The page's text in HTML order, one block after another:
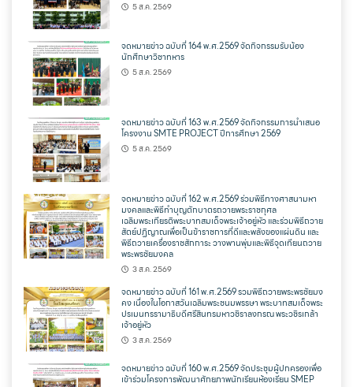
5 ส.ค. 2569
จดหมายข่าว ฉบับที่ 164 พ.ศ.2569 จัดกิจกรรมรับน้อง
นักศึกษาวิชาทหาร
5 ส.ค. 2569
จดหมายข่าว ฉบับที่ 163 พ.ศ.2569 จัดกิจกรรมการนำเสนอ
โครงงาน SMTE PROJECT ปีการศึกษา 2569
5 ส.ค. 2569
จดหมายข่าว ฉบับที่ 162 พ.ศ.2569 ร่วมพิธีทางศาสนามหา
มงคลและพิธีทำบุญตักบาตรถวายพระราชกุศล
เฉลิมพระเกียรติพระบาทสมเด็จพระเจ้าอยู่หัว และร่วมพิธีถวาย
สัตย์ปฏิญาณเพื่อเป็นข้าราชการที่ดีและพลังของแผ่นดิน และ
พิธีถวายเครื่องราชสักการะ วางพานพุ่มและพิธีจุดเทียนถวาย
พระพรชัยมงคล
3 ส.ค. 2569
จดหมายข่าว ฉบับที่ 161 พ.ศ.2569 รวมพิธีถวายพระพรชัยมง
คง เนื่องในโอกาสวันเฉลิมพระชนมพรรษา พระบาทสมเด็จพระ
ปรเมนทรรามาธิบดีศรีสินทรมหาวชิราลงกรณ พระวชิรเกล้า
เจ้าอยู่หัว
3 ส.ค. 2569
จดหมายข่าว ฉบับที่ 160 พ.ศ.2569 จัดประชุมผู้ปกครองเพื่อ
เข้าร่วมโครงการพัฒนาศักยภาพนักเรียนห้องเรียน SMEP